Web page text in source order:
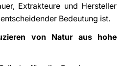
Extrakteure und Hersteller
Bedeutung ist.
von Natur aus hohe